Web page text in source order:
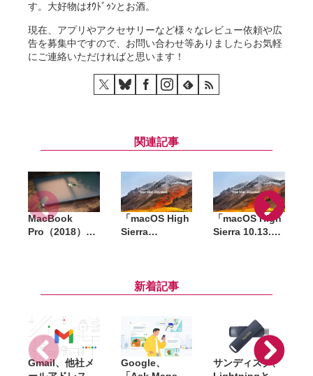
す。大好物はｵｳﾄﾞｩﾝとお酒。
現在、アプリやアクセサリーなど様々なレビュー依頼や広
告を募集中ですので、お問い合わせ等ありましたらお気軽
にご連絡いただければと思います！
関連記事
MacBook
Pro（2018）向
ト2」、オーデ
パニックなど複
数の問題に対処
「macOS High
Sierra
チルームオーデ
ィオ機能が利用
「macOS High
Sierra 10.13.6
新着記事
Gmail、他社メ
Google、
サンディスク、